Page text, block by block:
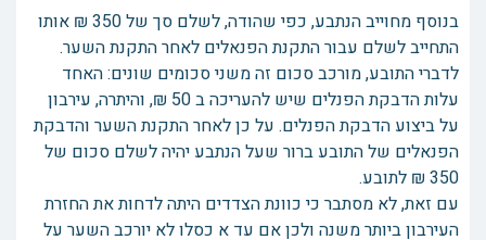
בנוסף מחוייב הנתבע, כפי שהודה, לשלם סך של 350 ₪ אותו
התחייב לשלם עבור התקנת הפנאלים לאחר התקנת השער.
לדברי התובע, מורכב סכום זה משני סכומים שונים: האחד
עלות הדבקת הפנלים שיש להעריכה ב 50 ₪, והיתרה, עירבון
על ביצוע הדבקת הפנלים. על כן לאחר התקנת השער והדבקת
הפנאלים של התובע ברור שעל הנתבע יהיה לשלם סכום של
350 ₪ לתובע.
עם זאת, לא מסתבר כי כוונת הצדדים היתה לדחות את החזרת
העירבון ביותר משנה ולכן אם עד א כסלו לא יורכב השער על